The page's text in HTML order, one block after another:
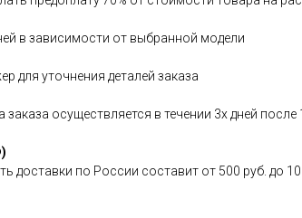
в зависимости от выбранной модели
для уточнения деталей заказа
осуществляется в течении 3х дней
доставки по России составит от 500 руб. до